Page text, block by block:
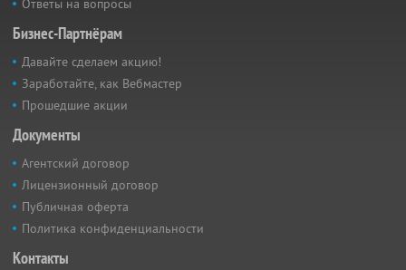
Ответы на вопросы
Бизнес-Партнёрам
Давайте сделаем акцию!
Заработайте, как Вебмастер
Прошедшие акции
Документы
Агентский договор
Лицензионный договор
Публичная оферта
Политика конфиденциальности
Контакты